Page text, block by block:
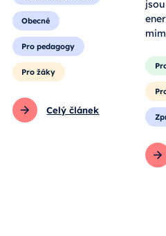
Obecné
Pro pedagogy
Pro žáky
Celý článek